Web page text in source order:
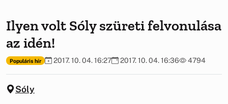
Ilyen volt Sóly szüreti felvonulása
az idén!
Populáris hír 2017. 10. 04. 16:27 2017. 10. 04. 16:36 4794
Sóly